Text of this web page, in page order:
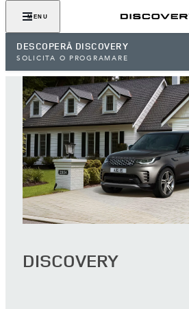
MENU
DESCOPERĂ DISCOVERY
SOLICITA O PROGRAMARE
DISCOVERY